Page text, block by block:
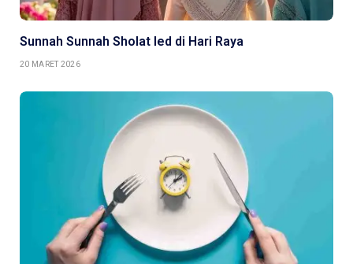
Sunnah Sunnah Sholat Ied di Hari Raya
20 MARET 2026